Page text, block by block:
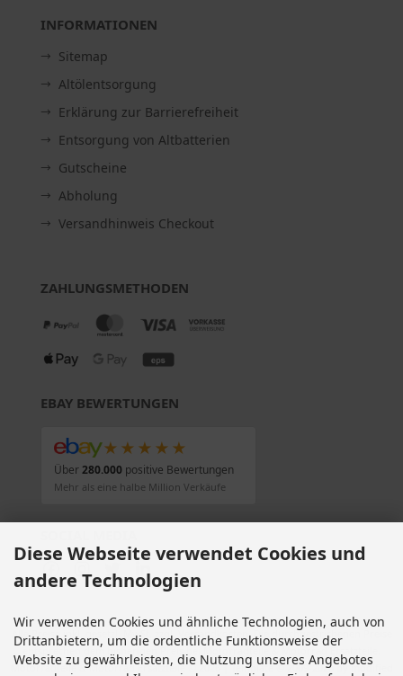
INFORMATIONEN
Sitemap
Altölentsorgung
Erklärung zur Barrierefreiheit
Entsorgung von Altbatterien
Gutscheine
Abholung
Versandhinweis Checkout
ZAHLUNGSMETHODEN
EBAY BEWERTUNGEN
★★★★★
Über280.000positive Bewertungen
Mehr als eine halbe Million Verkäufe
Alle Preise inkl. gesetzl. MwSt. zzgl. Versandkosten . Die durchgestrichenen Preise
entsprechen dem bisherigen Preis bei Motorradteile & Motorrad Ersatzteile.
Motorradteile & Motorrad Ersatzteile © 2026 | Template © 2009-2026 by modified
Diese Webseite verwendet Cookies und
andere Technologien
Wir verwenden Cookies und ähnliche Technologien, auch von
Drittanbietern, um die ordentliche Funktionsweise der
Website zu gewährleisten, die Nutzung unseres Angebotes